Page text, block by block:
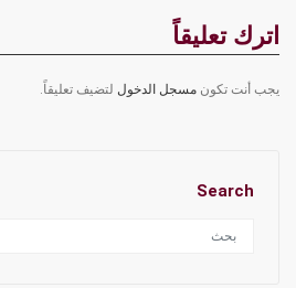
اترك تعليقاً
يجب أنت تكون مسجل الدخول لتضيف تعليقاً.
Search